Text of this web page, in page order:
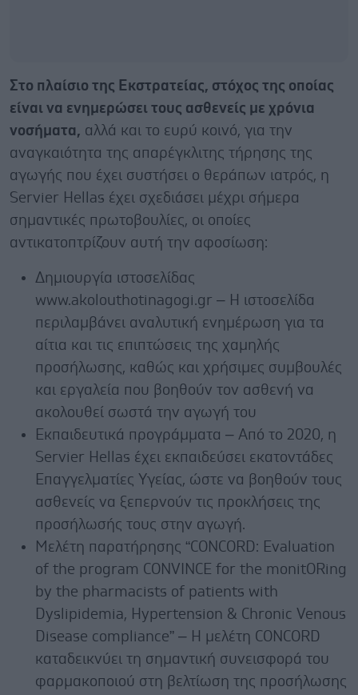
Στο πλαίσιο της Εκστρατείας, στόχος της οποίας
είναι να ενημερώσει τους ασθενείς με χρόνια
νοσήματα, αλλά και το ευρύ κοινό, για την
αναγκαιότητα της απαρέγκλιτης τήρησης της
αγωγής που έχει συστήσει ο θεράπων ιατρός, η
Servier Hellas έχει σχεδιάσει μέχρι σήμερα
σημαντικές πρωτοβουλίες, οι οποίες
αντικατοπτρίζουν αυτή την αφοσίωση:
Δημιουργία ιστοσελίδας
www.akolouthotinagogi.gr – Η ιστοσελίδα
περιλαμβάνει αναλυτική ενημέρωση για τα
αίτια και τις επιπτώσεις της χαμηλής
προσήλωσης, καθώς και χρήσιμες συμβουλές
και εργαλεία που βοηθούν τον ασθενή να
ακολουθεί σωστά την αγωγή του
Εκπαιδευτικά προγράμματα – Από το 2020, η
Servier Hellas έχει εκπαιδεύσει εκατοντάδες
Επαγγελματίες Υγείας, ώστε να βοηθούν τους
ασθενείς να ξεπερνούν τις προκλήσεις της
προσήλωσής τους στην αγωγή.
Μελέτη παρατήρησης “CONCORD: Evaluation
of the program CONVINCE for the monitORing
by the pharmacists of patients with
Dyslipidemia, Hypertension & Chronic Venous
Disease compliance” – Η μελέτη CONCORD
καταδεικνύει τη σημαντική συνεισφορά του
φαρμακοποιού στη βελτίωση της προσήλωσης